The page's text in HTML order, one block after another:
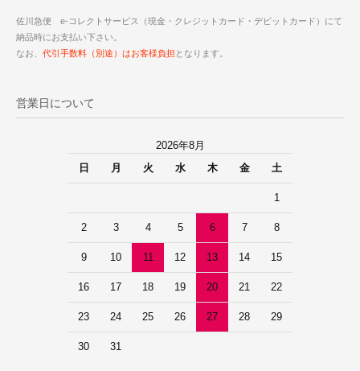
佐川急便 e-コレクトサービス（現金・クレジットカード・デビットカード）にて
納品時にお支払い下さい。
なお、 代引手数料（別途）はお客様負担 となります。
営業日について
2026年8月
日
月 火 水 木 金 土
1
2 3 4 5 6 7 8
9 10 11 12 13 14 15
16 17 18 19 20 21 22
23 24 25 26 27 28 29
30 31